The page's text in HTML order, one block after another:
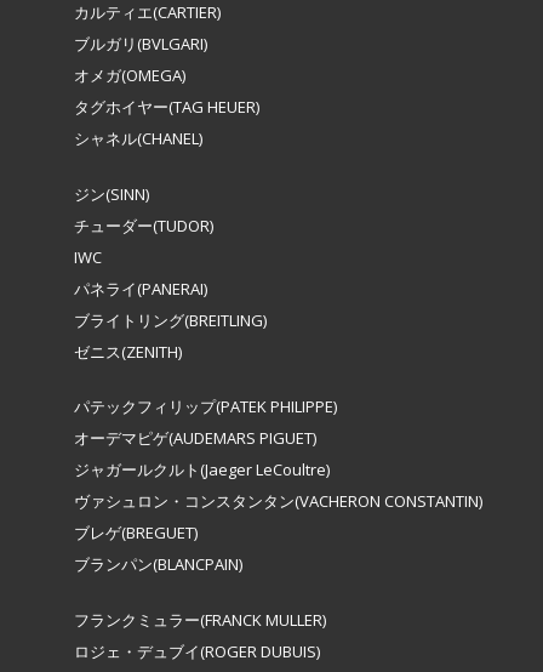
カルティエ(CARTIER)
ブルガリ(BVLGARI)
オメガ(OMEGA)
タグホイヤー(TAG HEUER)
シャネル(CHANEL)
ジン(SINN)
チューダー(TUDOR)
IWC
パネライ(PANERAI)
ブライトリング(BREITLING)
ゼニス(ZENITH)
パテックフィリップ(PATEK PHILIPPE)
オーデマピゲ(AUDEMARS PIGUET)
ジャガールクルト(Jaeger LeCoultre)
ヴァシュロン・コンスタンタン(VACHERON CONSTANTIN)
ブレゲ(BREGUET)
ブランパン(BLANCPAIN)
フランクミュラー(FRANCK MULLER)
ロジェ・デュブイ(ROGER DUBUIS)